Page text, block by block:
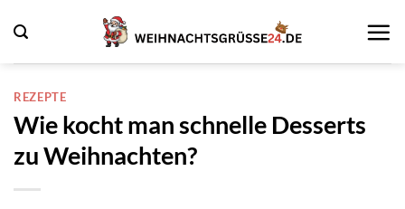
Inhalt
springen
REZEPTE
Wie kocht man schnelle Desserts
zu Weihnachten?